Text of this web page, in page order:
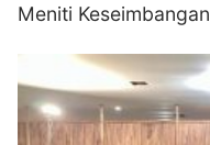
Meniti Keseimbangan